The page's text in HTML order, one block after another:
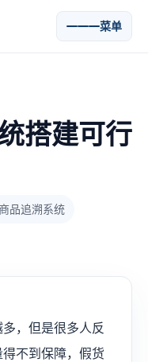
菜单
搭建可行
品追溯系统
，但是很多人反
不到保障，假货